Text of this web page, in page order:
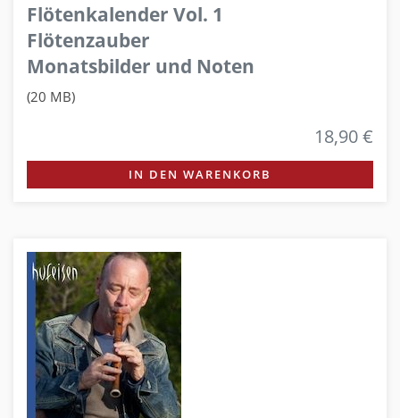
Flötenkalender Vol. 1
Flötenzauber
Monatsbilder und Noten
(20 MB)
18,90 €
IN DEN WARENKORB